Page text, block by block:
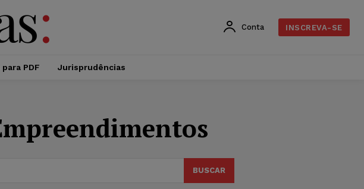
Conta INSCREVA-SE
PDF Jurisprudências
BUSCAR